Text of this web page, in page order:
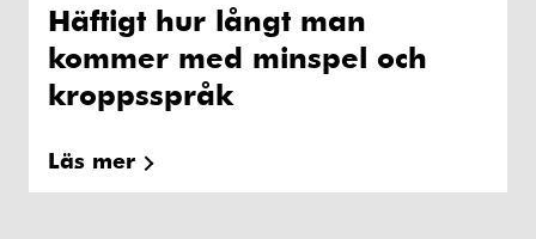
Häftigt hur långt man
kommer med minspel och
kroppsspråk
Läs mer